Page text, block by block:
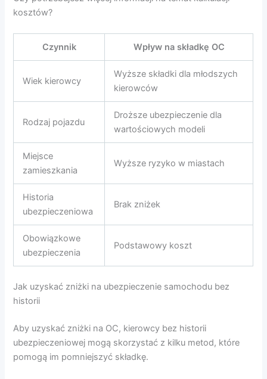
kosztów?
Czynnik Wpływ na składkę OC
Wiek kierowcy
Wyższe składki dla młodszych
kierowców
Rodzaj pojazdu
Droższe ubezpieczenie dla
wartościowych modeli
Miejsce
zamieszkania
Wyższe ryzyko w miastach
Historia
ubezpieczeniowa
Brak zniżek
Obowiązkowe
ubezpieczenia
Podstawowy koszt
Jak uzyskać zniżki na ubezpieczenie samochodu bez
historii
Aby uzyskać zniżki na OC, kierowcy bez historii
ubezpieczeniowej mogą skorzystać z kilku metod, które
pomogą im pomniejszyć składkę.